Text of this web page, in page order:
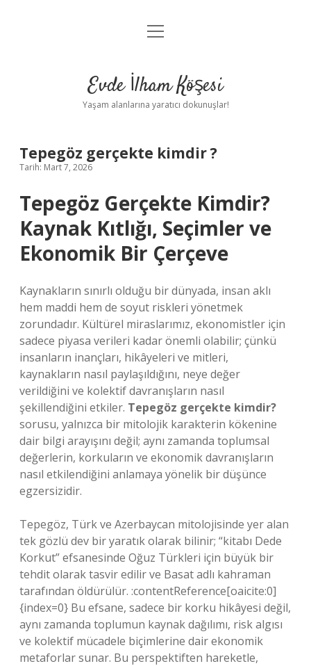
Anasayfa
Yasal Uyarı
menüyü
Evde İlham Köşesi
Yaşam alanlarına yaratıcı dokunuşlar!
Tepegöz gerçekte kimdir ?
Tarih: Mart 7, 2026
Tepegöz Gerçekte Kimdir?
Kaynak Kıtlığı, Seçimler ve
Ekonomik Bir Çerçeve
Kaynakların sınırlı olduğu bir dünyada, insan aklı
hem maddi hem de soyut riskleri yönetmek
zorundadır. Kültürel miraslarımız, ekonomistler için
sadece piyasa verileri kadar önemli olabilir; çünkü
insanların inançları, hikâyeleri ve mitleri,
kaynakların nasıl paylaşıldığını, neye değer
verildiğini ve kolektif davranışların nasıl
şekillendiğini etkiler. Tepegöz gerçekte kimdir?
sorusu, yalnızca bir mitolojik karakterin kökenine
dair bilgi arayışını değil; aynı zamanda toplumsal
değerlerin, korkuların ve ekonomik davranışların
nasıl etkilendiğini anlamaya yönelik bir düşünce
egzersizidir.
Tepegöz, Türk ve Azerbaycan mitolojisinde yer alan
tek gözlü dev bir yaratık olarak bilinir; “kitabı Dede
Korkut” efsanesinde Oğuz Türkleri için büyük bir
tehdit olarak tasvir edilir ve Basat adlı kahraman
tarafından öldürülür. :contentReference[oaicite:0]
{index=0} Bu efsane, sadece bir korku hikâyesi değil,
aynı zamanda toplumun kaynak dağılımı, risk algısı
ve kolektif mücadele biçimlerine dair ekonomik
metaforlar sunar. Bu perspektiften hareketle,